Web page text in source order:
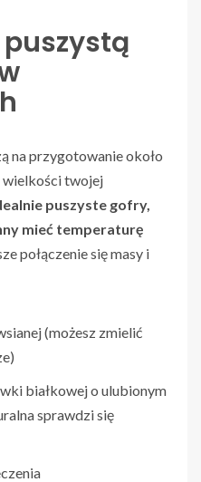
puszystą
na przygotowanie około
wielkości twojej
puszyste gofry,
mieć temperaturę
połączenie się masy i
(możesz zmielić
białkowej o ulubionym
sprawdzi się